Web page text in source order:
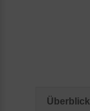
Überblick